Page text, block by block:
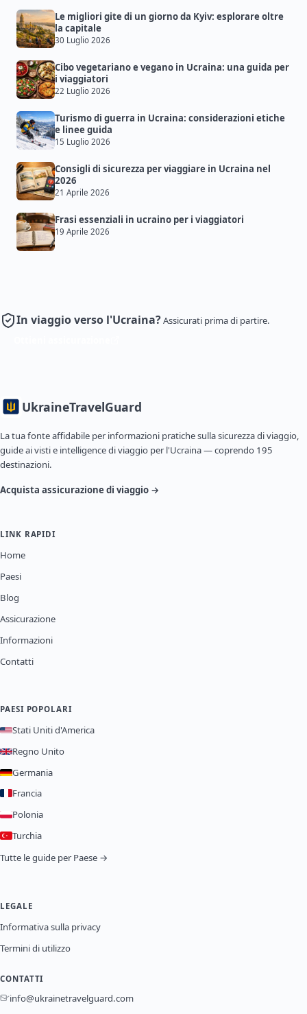
Le migliori gite di un giorno da Kyiv: esplorare oltre
la capitale
30 Luglio 2026
Cibo vegetariano e vegano in Ucraina: una guida per
i viaggiatori
22 Luglio 2026
Turismo di guerra in Ucraina: considerazioni etiche
e linee guida
15 Luglio 2026
Consigli di sicurezza per viaggiare in Ucraina nel
2026
21 Aprile 2026
Frasi essenziali in ucraino per i viaggiatori
19 Aprile 2026
In viaggio verso l'Ucraina?Assicurati prima di partire.
UkraineTravelGuard
La tua fonte affidabile per informazioni pratiche sulla sicurezza di viaggio,
guide ai visti e intelligence di viaggio per l'Ucraina — coprendo 195
destinazioni.
Acquista assicurazione di viaggio →
LINK RAPIDI
Home
Paesi
Blog
Assicurazione
Informazioni
Contatti
PAESI POPOLARI
Stati Uniti d'America
Regno Unito
Germania
Francia
Polonia
Turchia
Tutte le guide per Paese →
LEGALE
Informativa sulla privacy
Termini di utilizzo
CONTATTI
info@ukrainetravelguard.com